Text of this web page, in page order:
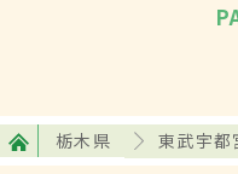
栃木県 東武宇都